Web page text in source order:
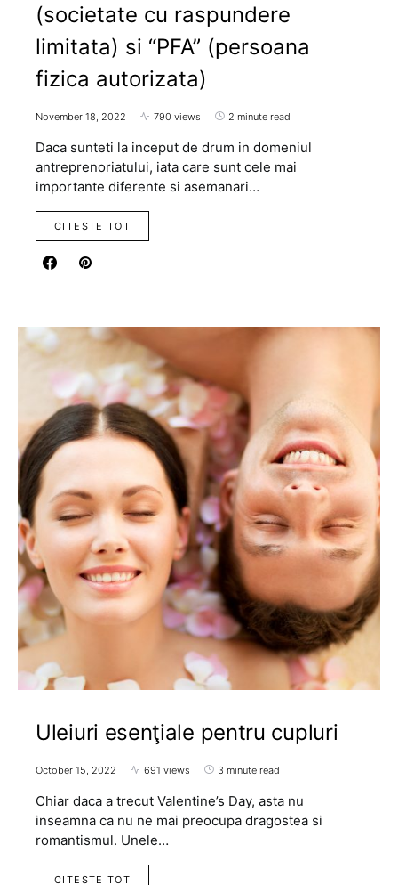
(societate cu raspundere
limitata) si “PFA” (persoana
fizica autorizata)
November 18, 2022 790 views 2 minute read
Daca sunteti la inceput de drum in domeniul
antreprenoriatului, iata care sunt cele mai
importante diferente si asemanari…
CITESTE TOT
Uleiuri esenţiale pentru cupluri
October 15, 2022 691 views 3 minute read
Chiar daca a trecut Valentine’s Day, asta nu
inseamna ca nu ne mai preocupa dragostea si
romantismul. Unele…
CITESTE TOT